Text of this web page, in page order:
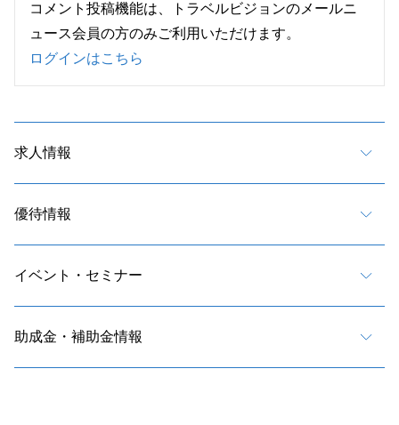
コメント投稿機能は、トラベルビジョンのメールニ
ュース会員の方のみご利用いただけます。
ログインはこちら
求人情報
優待情報
イベント・セミナー
助成金・補助金情報